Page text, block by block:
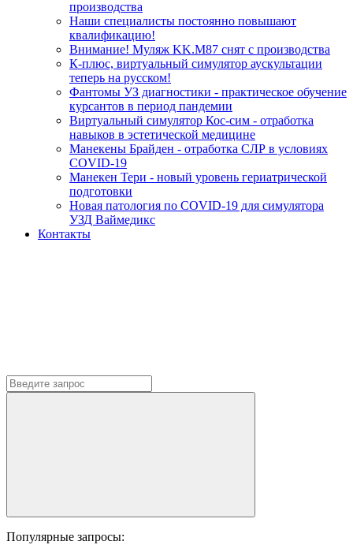
производства
Наши специалисты постоянно повышают
квалификацию!
Внимание! Муляж KK.M87 снят с производства
К-плюс, виртуальный симулятор аускультации
теперь на русском!
Фантомы УЗ диагностики - практическое обучение
курсантов в период пандемии
Виртуальный симулятор Кос-сим - отработка
навыков в эстетической медицине
Манекены Брайден - отработка СЛР в условиях
COVID-19
Манекен Тери - новый уровень гериатрической
подготовки
Новая патология по COVID-19 для симулятора
УЗД Ваймедикс
Контакты
Популярные запросы: